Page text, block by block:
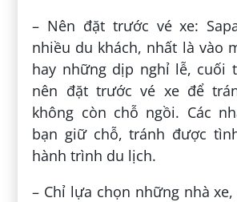
– Nên đặt trước vé xe:
nhiều du khách, nhất là vào
hay những dịp nghỉ lễ, cuối
nên đặt trước vé xe để
không còn chỗ ngồi. Các
bạn giữ chỗ, tránh được
hành trình du lịch.
– Chỉ lựa chọn những nhà